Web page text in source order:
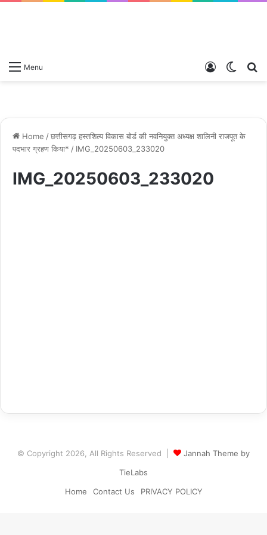
Menu
Switch
Log
Home /छत्तीसगढ़ हस्तशिल्प विकास बोर्ड की नवनियुक्त अध्यक्ष शालिनी राजपूत के
पदभार ग्रहण किया* / IMG_20250603_233020
IMG_20250603_233020
© Copyright 2026, All Rights Reserved |
Jannah Theme by
TieLabs
Home
Contact Us PRIVACY POLICY